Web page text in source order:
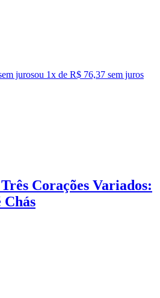
jurosou 1x de R$ 76,37 sem juros
Corações Variados:
Chás